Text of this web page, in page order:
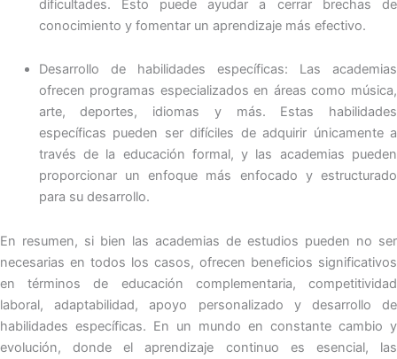
dificultades. Esto puede ayudar a cerrar brechas de
conocimiento y fomentar un aprendizaje más efectivo.
Desarrollo de habilidades específicas: Las academias
ofrecen programas especializados en áreas como música,
arte, deportes, idiomas y más. Estas habilidades
específicas pueden ser difíciles de adquirir únicamente a
través de la educación formal, y las academias pueden
proporcionar un enfoque más enfocado y estructurado
para su desarrollo.
En resumen, si bien las academias de estudios pueden no ser
necesarias en todos los casos, ofrecen beneficios significativos
en términos de educación complementaria, competitividad
laboral, adaptabilidad, apoyo personalizado y desarrollo de
habilidades específicas. En un mundo en constante cambio y
evolución, donde el aprendizaje continuo es esencial, las